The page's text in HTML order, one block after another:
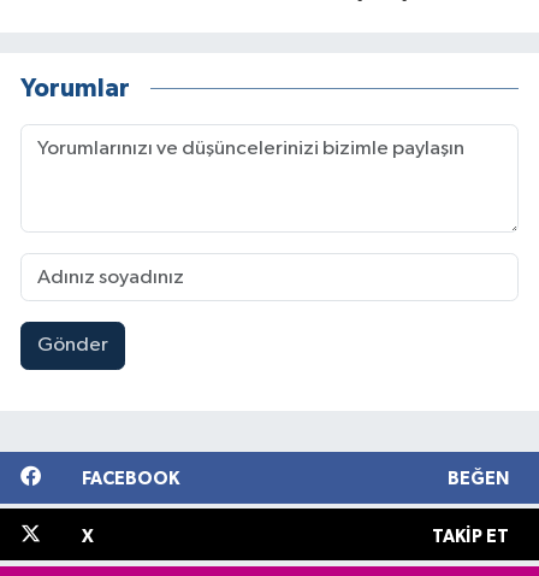
Yorumlar
Gönder
FACEBOOK BEĞEN
X TAKIP ET